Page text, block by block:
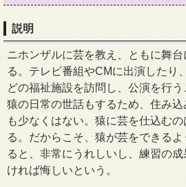
説明
ニホンザルに芸を教え、ともに舞
る。テレビ番組やCMに出演したり
どの福祉施設を訪問し、公演を行
猿の日常の世話もするため、住み
も少なくはない。猿に芸を仕込む
る。だからこそ、猿が芸をできる
ると、非常にうれしいし、練習の
ければ悔しいという。